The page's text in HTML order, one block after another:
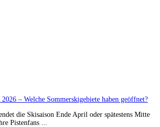
– Welche Sommerskigebiete haben geöffnet?
die Skisaison Ende April oder spätestens Mitte
Pistenfans ...